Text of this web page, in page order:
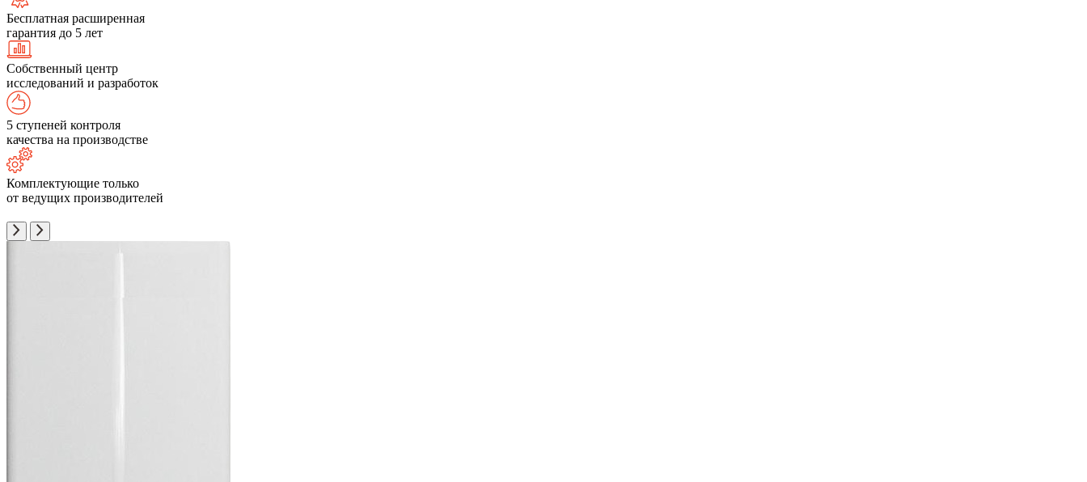
Бесплатная расширенная
гарантия до 5 лет
Собственный центр
исследований и разработок
5 ступеней контроля
качества на производстве
Комплектующие только
от ведущих производителей